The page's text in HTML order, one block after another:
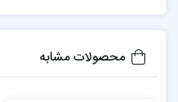
محصولات مشابه